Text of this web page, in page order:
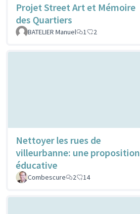
Projet Street Art et Mémoire
des Quartiers
BATELIER Manuel
1 2
Nettoyer les rues de
villeurbanne: une proposition
éducative
Combescure 2 14